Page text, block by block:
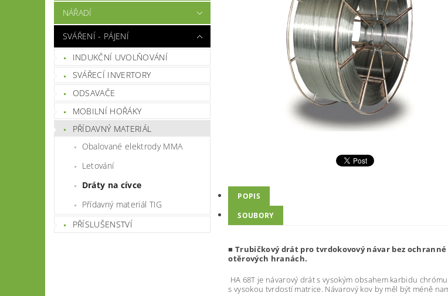
NÁŘADÍ
SVÁŘENÍ - PÁJENÍ
INDUKČNÍ UVOLŇOVÁNÍ
SVÁŘECÍ INVERTORY
ODSAVAČE
MOBILNÍ HOŘÁKY
PŘÍDAVNÝ MATERIÁL
Obalované elektrody MMA
Letování
Dráty na cívce
Přídavný materiál TIG
PŘÍSLUŠENSTVÍ
POPIS
SOUBORY
■Trubičkový drát pro tvrdokovový návar bez ochranné
otěrových hranách.
HA 68T je návarový drát s vysokým obsahem karbidu
s vysokou tvrdostí matrice. Návarový kov by měl být méně